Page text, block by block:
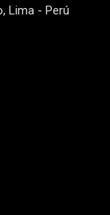
Lima - Perú